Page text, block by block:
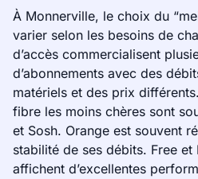
À Monnerville, le choix du
varier selon les besoins de
d’accès commercialisent
d’abonnements avec des
matériels et des prix
fibre les moins chères sont
et Sosh. Orange est souvent
stabilité de ses débits. Free et
affichent d’excellentes